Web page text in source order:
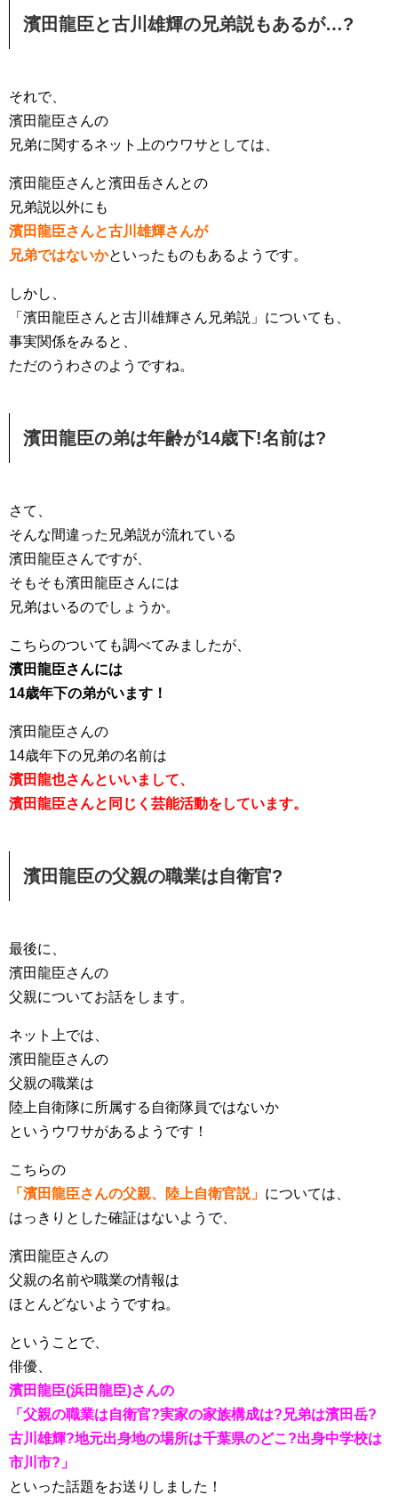
濱田龍臣と古川雄輝の兄弟説もあるが…?
それで、
濱田龍臣さんの
兄弟に関するネット上のウワサとしては、
濱田龍臣さんと濱田岳さんとの
兄弟説以外にも
濱田龍臣さんと古川雄輝さんが
兄弟ではないかといったものもあるようです。
しかし、
「濱田龍臣さんと古川雄輝さん兄弟説」についても、
事実関係をみると、
ただのうわさのようですね。
濱田龍臣の弟は年齢が14歳下!名前は?
さて、
そんな間違った兄弟説が流れている
濱田龍臣さんですが、
そもそも濱田龍臣さんには
兄弟はいるのでしょうか。
こちらのついても調べてみましたが、
濱田龍臣さんには
14歳年下の弟がいます！
濱田龍臣さんの
14歳年下の兄弟の名前は
濱田龍也さんといいまして、
濱田龍臣さんと同じく芸能活動をしています。
濱田龍臣の父親の職業は自衛官?
最後に、
濱田龍臣さんの
父親についてお話をします。
ネット上では、
濱田龍臣さんの
父親の職業は
陸上自衛隊に所属する自衛隊員ではないか
というウワサがあるようです！
こちらの
「濱田龍臣さんの父親、陸上自衛官説」 については、
はっきりとした確証はないようで、
濱田龍臣さんの
父親の名前や職業の情報は
ほとんどないようですね。
ということで、
俳優、
濱田龍臣(浜田龍臣)さんの
「父親の職業は自衛官?実家の家族構成は?兄弟は濱田岳?
古川雄輝?地元出身地の場所は千葉県のどこ?出身中学校は
市川市?」
といった話題をお送りしました！